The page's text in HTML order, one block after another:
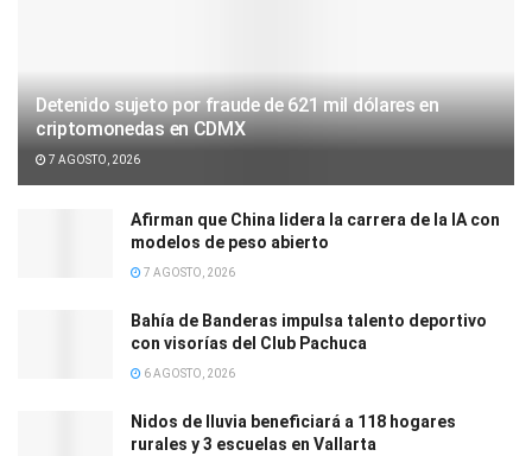
Detenido sujeto por fraude de 621 mil dólares en
criptomonedas en CDMX
7 AGOSTO, 2026
Afirman que China lidera la carrera de la IA con
modelos de peso abierto
7 AGOSTO, 2026
Bahía de Banderas impulsa talento deportivo
con visorías del Club Pachuca
6 AGOSTO, 2026
Nidos de lluvia beneficiará a 118 hogares
rurales y 3 escuelas en Vallarta